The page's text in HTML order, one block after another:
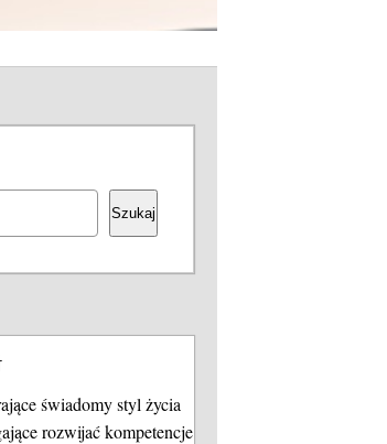
Szukaj
świadomy styl życia
rozwijać kompetencje